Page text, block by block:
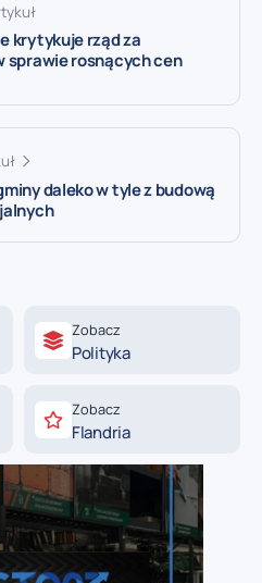
krytykuje rząd za
sprawie rosnących cen
daleko w tyle z budową
Zobacz
Polityka
Zobacz
Flandria